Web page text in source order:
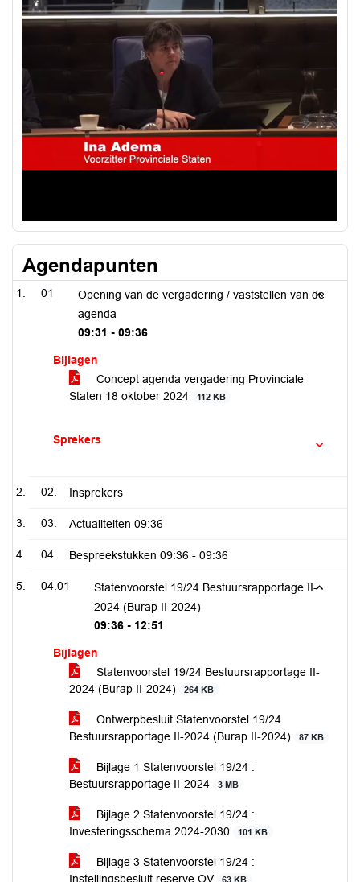
Video
Agendapunten
01
Opening van de vergadering / vaststellen van de
agenda
09:31 - 09:36
Bijlagen
Concept agenda vergadering Provinciale
Staten 18 oktober 2024
112 KB
Sprekers
02. Insprekers
03. Actualiteiten 09:36
04. Bespreekstukken 09:36 - 09:36
04.01
Statenvoorstel 19/24 Bestuursrapportage II-
2024 (Burap II-2024)
09:36 - 12:51
Bijlagen
Statenvoorstel 19/24 Bestuursrapportage II-
2024 (Burap II-2024)
264 KB
Ontwerpbesluit Statenvoorstel 19/24
Bestuursrapportage II-2024 (Burap II-2024)
87 KB
Bijlage 1 Statenvoorstel 19/24 :
Bestuursrapportage II-2024
3 MB
Bijlage 2 Statenvoorstel 19/24 :
Investeringsschema 2024-2030
101 KB
Bijlage 3 Statenvoorstel 19/24 :
Instellingsbesluit reserve OV
63 KB